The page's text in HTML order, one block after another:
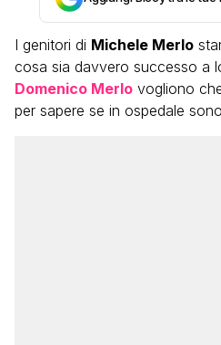
I genitori di Michele Merlo
cosa sia davvero successo a
Domenico Merlo vogliono
per sapere se in ospedale